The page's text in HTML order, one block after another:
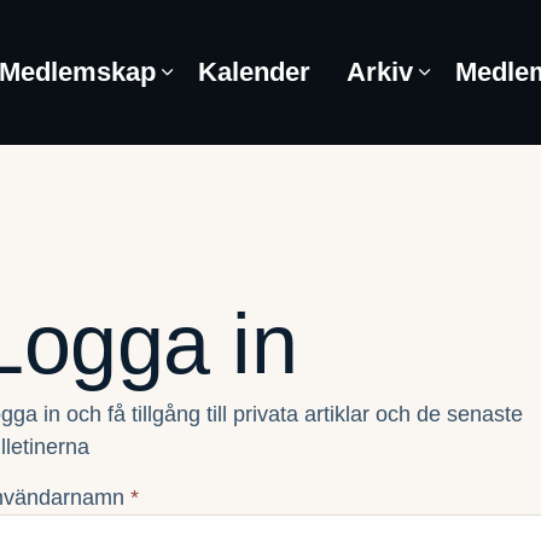
Kalender Arkiv
in
in och få tillgång till privata artiklar och de senaste
*